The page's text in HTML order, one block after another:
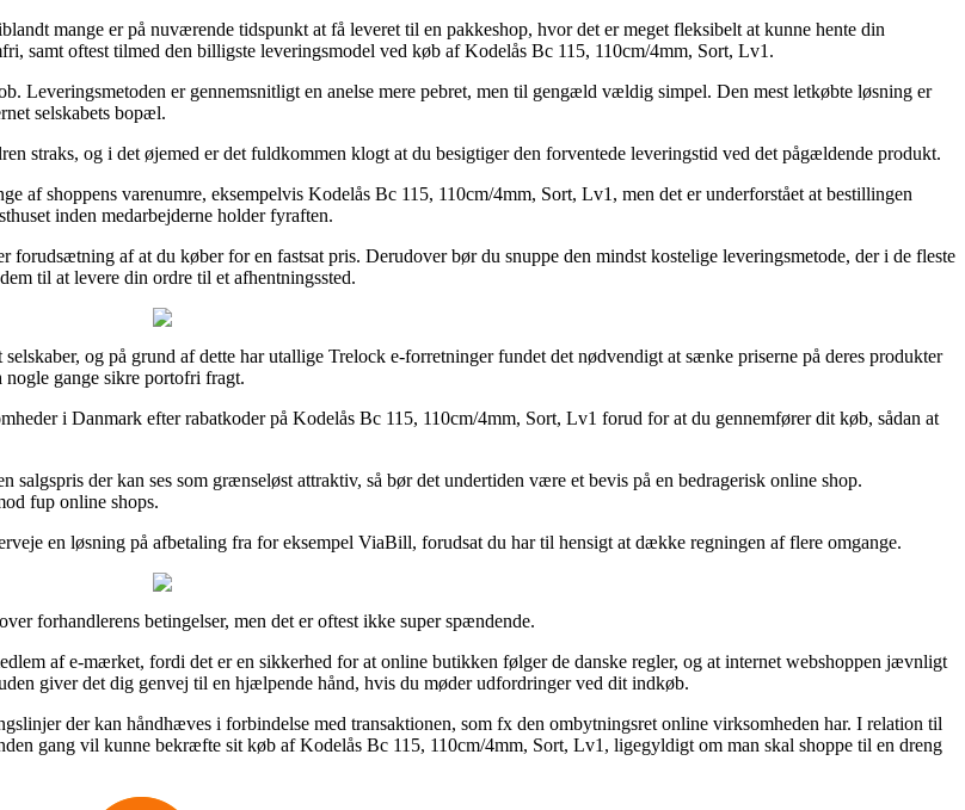
mange er på nuværende tidspunkt at få leveret til en pakkeshop, hvor det er meget fleksibelt at kunne hente din
samt oftest tilmed den billigste leveringsmodel ved køb af Kodelås Bc 115, 110cm/4mm, Sort, Lv1.
Leveringsmetoden er gennemsnitligt en anelse mere pebret, men til gengæld vældig simpel. Den mest letkøbte løsning er
selskabets bopæl.
straks, og i det øjemed er det fuldkommen klogt at du besigtiger den forventede leveringstid ved det pågældende produkt.
af shoppens varenumre, eksempelvis Kodelås Bc 115, 110cm/4mm, Sort, Lv1, men det er underforstået at bestillingen
inden medarbejderne holder fyraften.
af at du køber for en fastsat pris. Derudover bør du snuppe den mindst kostelige leveringsmetode, der i de fleste
til at levere din ordre til et afhentningssted.
og på grund af dette har utallige Trelock e-forretninger fundet det nødvendigt at sænke priserne på deres produkter
gange sikre portofri fragt.
i Danmark efter rabatkoder på Kodelås Bc 115, 110cm/4mm, Sort, Lv1 forud for at du gennemfører dit køb, sådan at
der kan ses som grænseløst attraktiv, så bør det undertiden være et bevis på en bedragerisk online shop.
fup online shops.
en løsning på afbetaling fra for eksempel ViaBill, forudsat du har til hensigt at dække regningen af flere omgange.
forhandlerens betingelser, men det er oftest ikke super spændende.
af e-mærket, fordi det er en sikkerhed for at online butikken følger de danske regler, og at internet webshoppen jævnligt
giver det dig genvej til en hjælpende hånd, hvis du møder udfordringer ved dit indkøb.
der kan håndhæves i forbindelse med transaktionen, som fx den ombytningsret online virksomheden har. I relation til
gang vil kunne bekræfte sit køb af Kodelås Bc 115, 110cm/4mm, Sort, Lv1, ligegyldigt om man skal shoppe til en dreng